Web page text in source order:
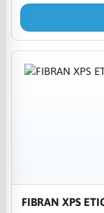
FIBRAN XPS